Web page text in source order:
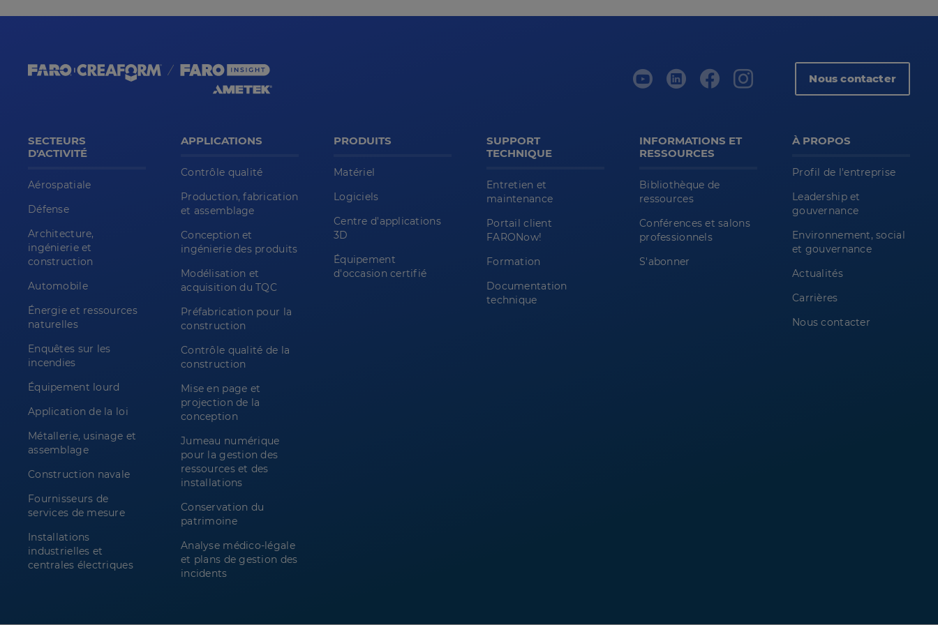
Nous contacter
SECTEURS
D'ACTIVITÉ
Aérospatiale
Défense
Architecture,
ingénierie et
construction
Automobile
Énergie et ressources
naturelles
Enquêtes sur les
incendies
Équipement lourd
Application de la loi
Métallerie, usinage et
assemblage
Construction navale
Fournisseurs de
services de mesure
Installations
industrielles et
centrales électriques
APPLICATIONS
Contrôle qualité
Production, fabrication
et assemblage
Conception et
ingénierie des produits
Modélisation et
acquisition du TQC
Préfabrication pour la
construction
Contrôle qualité de la
construction
Mise en page et
projection de la
conception
Jumeau numérique
pour la gestion des
ressources et des
installations
Conservation du
patrimoine
Analyse médico-légale
et plans de gestion des
incidents
PRODUITS
Matériel
Logiciels
Centre d'applications
3D
Équipement
d'occasion certifié
SUPPORT
TECHNIQUE
Entretien et
maintenance
Portail client
FARONow!
Formation
Documentation
technique
INFORMATIONS ET
RESSOURCES
Bibliothèque de
ressources
Conférences et salons
professionnels
S'abonner
À PROPOS
Profil de l'entreprise
Leadership et
gouvernance
Environnement, social
et gouvernance
Actualités
Carrières
Nous contacter